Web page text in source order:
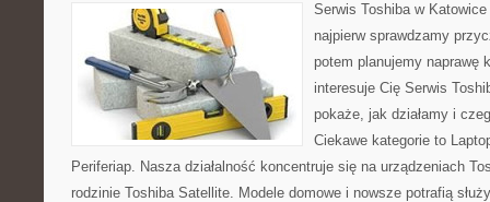
Serwis Toshiba w
najpierw sprawdzamy
potem planujemy naprawę
interesuje Cię Serwis
pokaże, jak działamy i
Ciekawe kategorie to
Periferiap. Nasza działalność koncentruje się na urządzeniach
rodzinie Toshiba Satellite. Modele domowe i nowsze potrafią